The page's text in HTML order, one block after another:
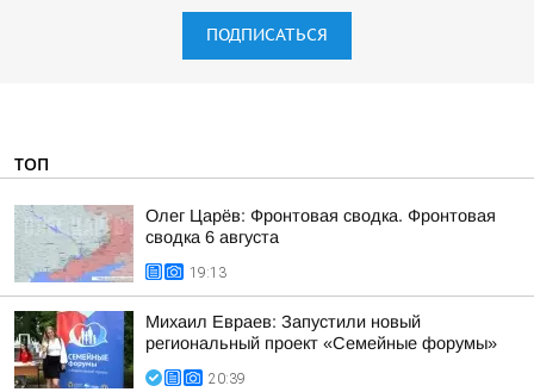
ПОДПИСАТЬСЯ
ТОП
Олег Царёв: Фронтовая сводка. Фронтовая
сводка 6 августа
19:13
Михаил Евраев: Запустили новый
региональный проект «Семейные форумы»
20:39